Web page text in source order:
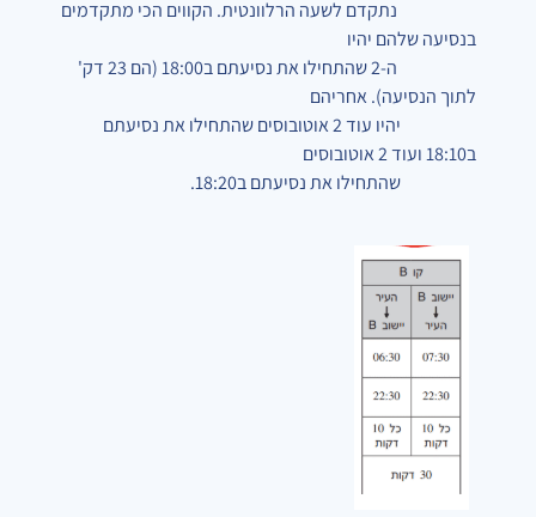
נתקדם לשעה הרלוונטית. הקווים הכי מתקדמים
בנסיעה שלהם יהיו
ה-2 שהתחילו את נסיעתם ב18:00 (הם 23 דק'
לתוך הנסיעה). אחריהם
יהיו עוד 2 אוטובוסים שהתחילו את נסיעתם
ב18:10 ועוד 2 אוטובוסים
שהתחילו את נסיעתם ב18:20.